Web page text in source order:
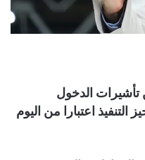
تأشيرات الدخول
التنفيذ اعتبارا من اليوم